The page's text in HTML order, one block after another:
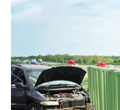
Cała Warszawa
zdrowia."Borkoś"
się z autem